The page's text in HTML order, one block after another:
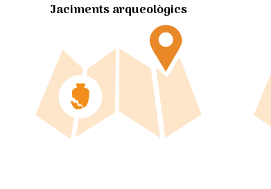
Jaciments arqueològics